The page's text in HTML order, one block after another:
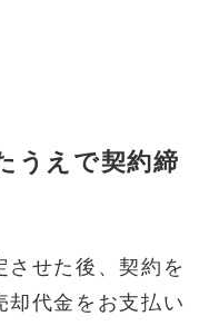
うえで契約締
させた後、契約を
却代金をお支払い